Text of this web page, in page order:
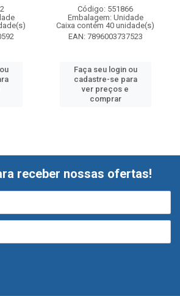
Código: 551866
Embalagem: Unidade
Caixa contém 40 unidade(s)
EAN: 7896003737523
Faça seu login ou
cadastre-se para
ver preços e
comprar
receber nossas ofertas!